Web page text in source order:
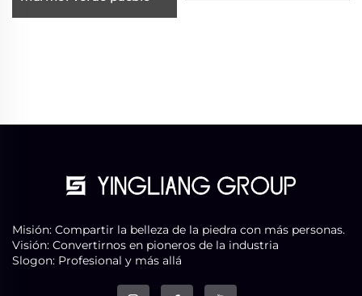
Misión: Compartir la belleza de la piedra con más personas.
Visión: Convertirnos en pioneros de la industria
Slogon: Profesional y más allá